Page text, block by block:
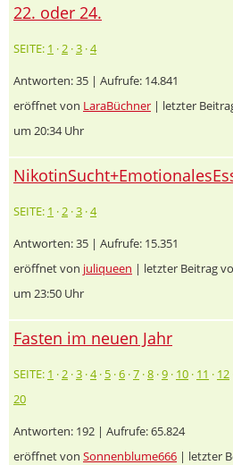
22. oder 24.
SEITE: 1 ·2 ·3 ·4
Antworten: 35 | Aufrufe: 14.841
eröffnet von LaraBüchner | letzter
um 20:34 Uhr
SEITE: 1 ·2 ·3 ·4
Antworten: 35 | Aufrufe: 15.351
eröffnet von juliqueen | letzter Beitrag
um 23:50 Uhr
Fasten im neuen Jahr
SEITE: 1 ·2 ·3 ·4· 5 ·6 ·7 ·8 ·9 · 10 · 11 · 12
20
Antworten: 192 | Aufrufe: 65.824
eröffnet von Sonnenblume666 | letzter